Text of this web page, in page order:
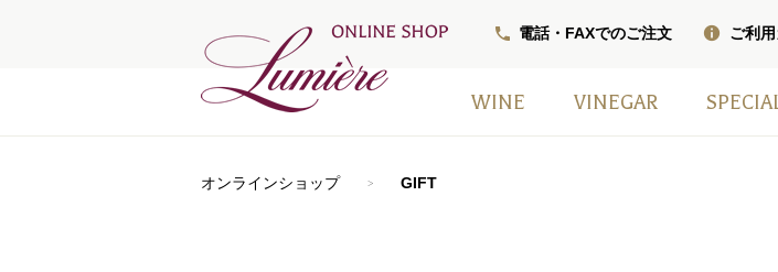
電話・FAXでのご注文 ご利
WINE VINEGAR
オンラインショップ GIFT